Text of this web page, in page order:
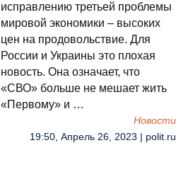
исправлению третьей проблемы
мировой экономики – высоких
цен на продовольствие. Для
России и Украины это плохая
новость. Она означает, что
«СВО» больше не мешает жить
«Первому» и …
Новости
19:50, Апрель 26, 2023 | polit.ru